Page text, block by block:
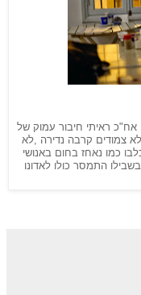
אח"כ ראיתי חיבור עמוק של
צמודים קרבה נדירה ,לא
כמו נאחז בחום באנושי
התמסר כולו לאדונו